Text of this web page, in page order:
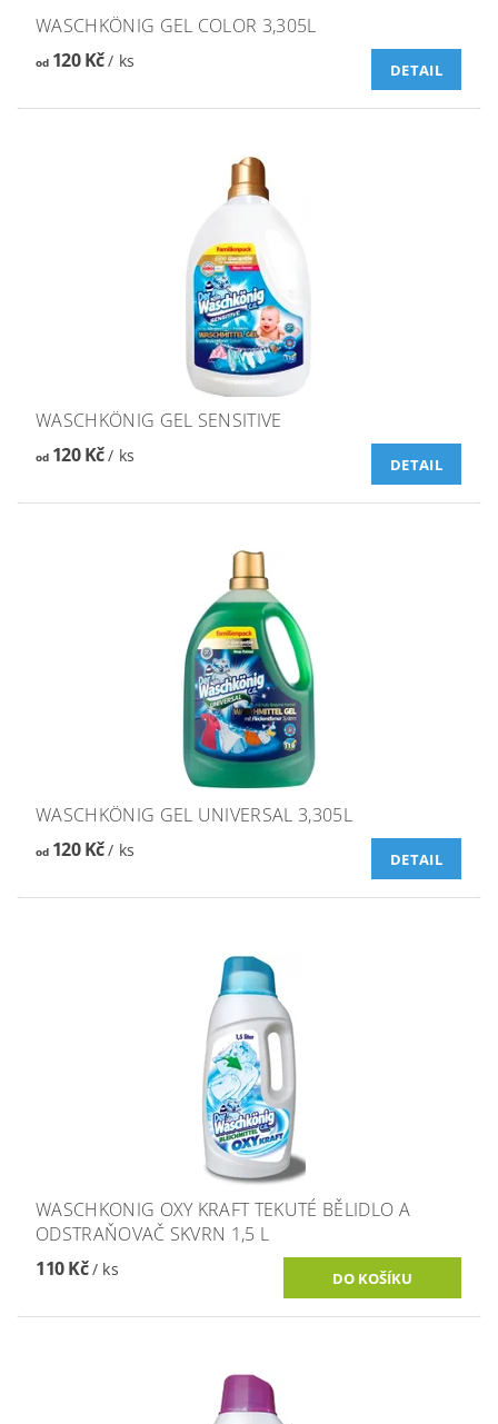
WASCHKÖNIG GEL COLOR 3,305L
od120 Kč/ ks DETAIL
WASCHKÖNIG GEL SENSITIVE
od120 Kč/ ks DETAIL
WASCHKÖNIG GEL UNIVERSAL 3,305L
od120 Kč/ ks DETAIL
WASCHKONIG OXY KRAFT TEKUTÉ BĚLIDLO A
ODSTRAŇOVAČ SKVRN 1,5 L
110 Kč/ ks